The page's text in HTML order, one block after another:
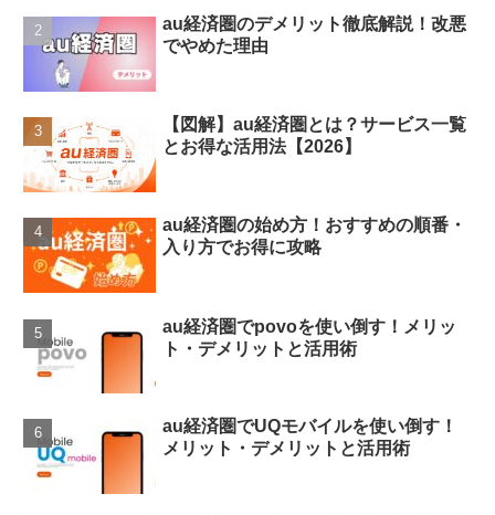
au経済圏のデメリット徹底解説！改悪
でやめた理由
【図解】au経済圏とは？サービス一覧
とお得な活用法【2026】
au経済圏の始め方！おすすめの順番・
入り方でお得に攻略
au経済圏でpovoを使い倒す！メリッ
ト・デメリットと活用術
au経済圏でUQモバイルを使い倒す！
メリット・デメリットと活用術